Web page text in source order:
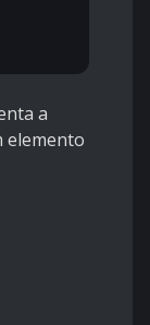
a
elemento